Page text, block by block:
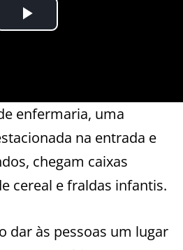
enfermaria, uma
na entrada e
chegam caixas
cereal e fraldas infantis.
dar às pessoas um lugar